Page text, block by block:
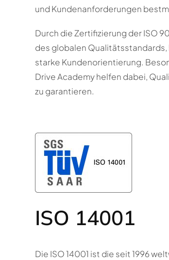
und Kundenanforderungen
Durch die Zertifizierung der ISO
des globalen
starke Kundenorientierung.
Drive Academy helfen dabei,
zu garantieren.
ISO 14001
Die ISO 14001 ist die seit 1996